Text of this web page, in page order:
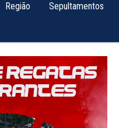
Região Sepultamentos